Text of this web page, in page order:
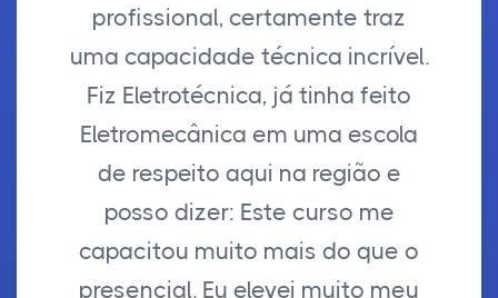
profissional, certamente traz
uma capacidade técnica incrível.
Fiz Eletrotécnica, já tinha feito
Eletromecânica em uma escola
de respeito aqui na região e
posso dizer: Este curso me
capacitou muito mais do que o
presencial. Eu elevei muito meu